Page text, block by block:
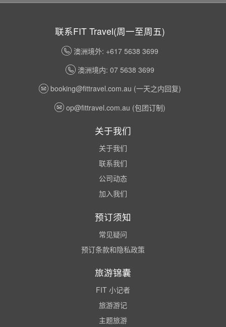
联系FIT Travel(周一至周五)
澳洲境外: +617 5638 3699
澳洲境内: 07 5638 3699
booking@fittravel.com.au (一天之内回复)
op@fittravel.com.au (包团订制)
关于我们
关于我们
联系我们
公司动态
加入我们
预订须知
常见疑问
预订条款和隐私政策
旅游锦囊
FIT 小记者
旅游游记
主题旅游